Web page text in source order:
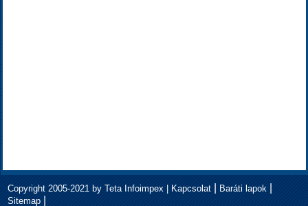
Copyright 2005-2021 by Teta Infoimpex | Kapcsolat| Baráti lapok
Sitemap|